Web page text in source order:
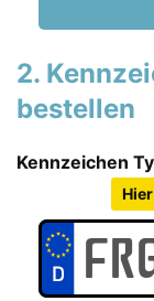
2.
bestellen
Kennzeichen